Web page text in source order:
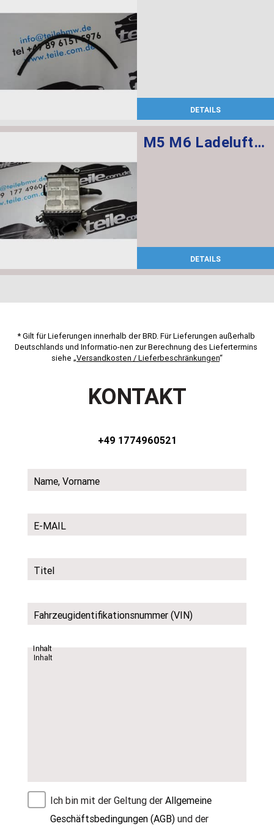
DETAILS
M5 M6 Ladeluftkühler 5-8
DETAILS
* Gilt für Lieferungen innerhalb der BRD. Für Lieferungen außerhalb
Deutschlands und Informatio-nen zur Berechnung des Liefertermins
siehe „Versandkosten / Lieferbeschränkungen“
KONTAKT
+49 1774960521
Name, Vorname
E-MAIL
Titel
Fahrzeugidentifikationsnummer (VIN)
Inhalt
Ich bin mit der Geltung der Allgemeine
Geschäftsbedingungen (AGB)und der